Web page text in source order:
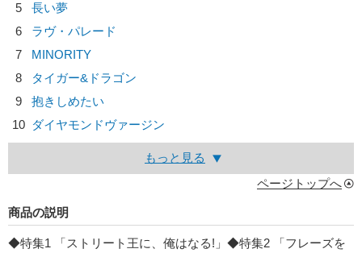
5
長い夢
6
ラヴ・パレード
7
MINORITY
8
タイガー&ドラゴン
9
抱きしめたい
10 ダイヤモンドヴァージン
もっと見る
ページトップへ
商品の説明
◆特集1 「ストリート王に、俺はなる!」◆特集2 「フレーズを